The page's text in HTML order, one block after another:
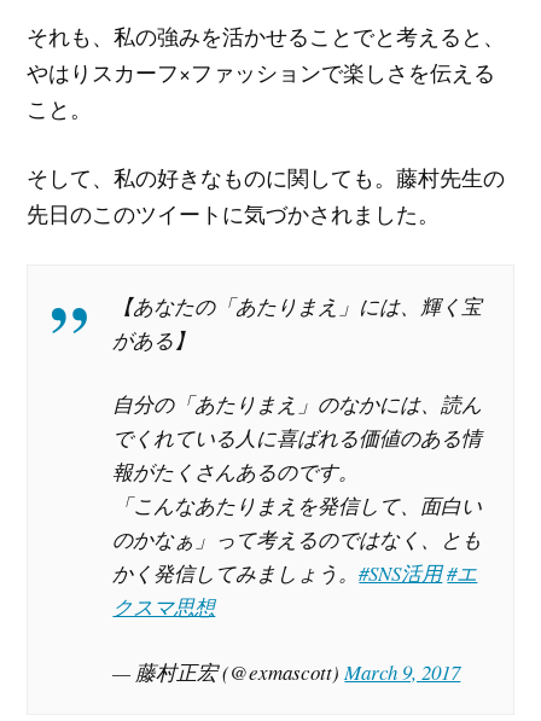
それも、私の強みを活かせることでと考えると、
やはりスカーフ×ファッションで楽しさを伝える
こと。
そして、私の好きなものに関しても。藤村先生の
先日のこのツイートに気づかされました。
【あなたの「あたりまえ」には、輝く宝
がある】
自分の「あたりまえ」のなかには、読ん
でくれている人に喜ばれる価値のある情
報がたくさんあるのです。
「こんなあたりまえを発信して、面白い
のかなぁ」って考えるのではなく、とも
かく発信してみましょう。#SNS活用#エ
クスマ思想
— 藤村正宏 (@exmascott) March 9, 2017